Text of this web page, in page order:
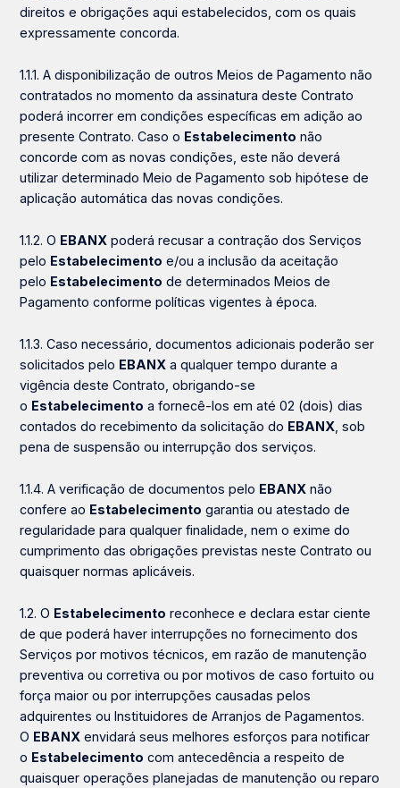
direitos e obrigações aqui estabelecidos, com os quais
expressamente concorda.
1.1.1. A disponibilização de outros Meios de Pagamento não
contratados no momento da assinatura deste Contrato
poderá incorrer em condições específicas em adição ao
presente Contrato. Caso o Estabelecimento não
concorde com as novas condições, este não deverá
utilizar determinado Meio de Pagamento sob hipótese de
aplicação automática das novas condições.
1.1.2. O EBANX poderá recusar a contração dos Serviços
pelo Estabelecimento e/ou a inclusão da aceitação
pelo Estabelecimento de determinados Meios de
Pagamento conforme políticas vigentes à época.
1.1.3. Caso necessário, documentos adicionais poderão ser
solicitados pelo EBANX a qualquer tempo durante a
vigência deste Contrato, obrigando-se
o Estabelecimento a fornecê-los em até 02 (dois) dias
contados do recebimento da solicitação do EBANX , sob
pena de suspensão ou interrupção dos serviços.
1.1.4. A verificação de documentos pelo EBANX não
confere ao Estabelecimento garantia ou atestado de
regularidade para qualquer finalidade, nem o exime do
cumprimento das obrigações previstas neste Contrato ou
quaisquer normas aplicáveis.
1.2. O Estabelecimento reconhece e declara estar ciente
de que poderá haver interrupções no fornecimento dos
Serviços por motivos técnicos, em razão de manutenção
preventiva ou corretiva ou por motivos de caso fortuito ou
força maior ou por interrupções causadas pelos
adquirentes ou Instituidores de Arranjos de Pagamentos.
O EBANX envidará seus melhores esforços para notificar
o Estabelecimento com antecedência a respeito de
quaisquer operações planejadas de manutenção ou reparo